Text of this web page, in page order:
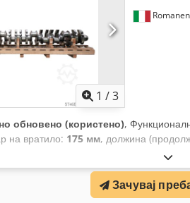
1 /3
обновено (користено),
на вратило: 175 мм, должина
Зачувај